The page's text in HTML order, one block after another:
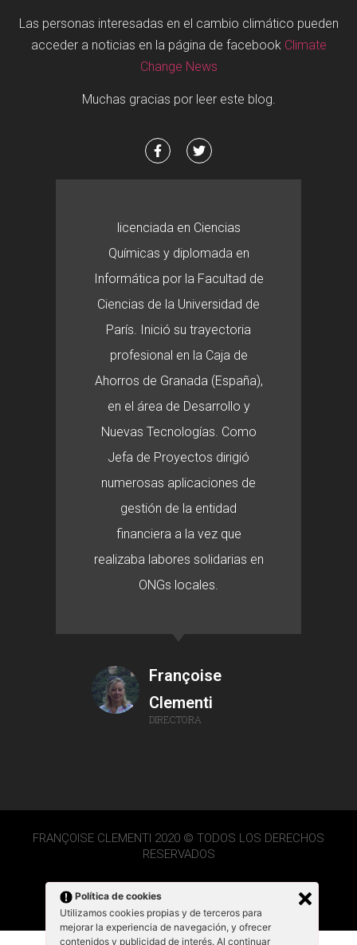
Política de cookies
Utilizamos cookies propias y de terceros para
mejorar la experiencia de navegación, y ofrecer
contenidos y publicidad de interés. Al continuar
Las personas interesadas en el cambio climático pueden
acceder a noticias en la página de facebook Climate
Change News
Muchas gracias por leer este blog.
licenciada en Ciencias
Químicas y diplomada en
Informática por la Facultad de
Ciencias de la Universidad de
París. Inició su trayectoria
profesional en la Caja de
Ahorros de Granada (España),
en el área de Desarrollo y
Nuevas Tecnologías. Como
Jefa de Proyectos dirigió
numerosas aplicaciones de
gestión de la entidad
financiera a la vez que
realizaba labores solidarias en
ONGs locales.
Françoise
Clementi
DIRECTORA
FRANÇOISE CLEMENTI 2020 © TODOS LOS DERECHOS
RESERVADOS